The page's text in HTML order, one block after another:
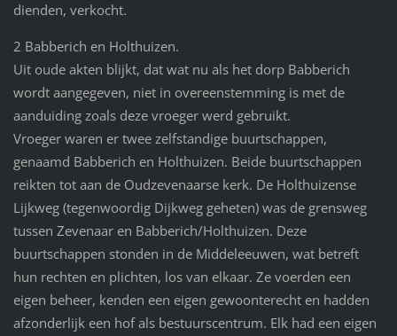
dienden, verkocht.
2 Babberich en Holthuizen.
Uit oude akten blijkt, dat wat nu als het dorp Babberich
wordt aangegeven, niet in overeenstemming is met de
aanduiding zoals deze vroeger werd gebruikt.
Vroeger waren er twee zelfstandige buurtschappen,
genaamd Babberich en Holthuizen. Beide buurtschappen
reikten tot aan de Oudzevenaarse kerk. De Holthuizense
Lijkweg (tegenwoordig Dijkweg geheten) was de grensweg
tussen Zevenaar en Babberich/Holthuizen. Deze
buurtschappen stonden in de Middeleeuwen, wat betreft
hun rechten en plichten, los van elkaar. Ze voerden een
eigen beheer, kenden een eigen gewoonterecht en hadden
afzonderlijk een hof als bestuurscentrum. Elk had een eigen